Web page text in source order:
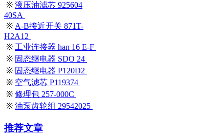
※ 液压油滤芯 925604
40SA
※ A-B接近开关 871T-
H2A12
※ 工业连接器 han 16 E-F
※ 固态继电器 SDO 24
※ 固态继电器 P120D2
※ 空气滤芯 P119374
※ 修理包 257-000C
※ 油泵齿轮组 29542025
推荐文章